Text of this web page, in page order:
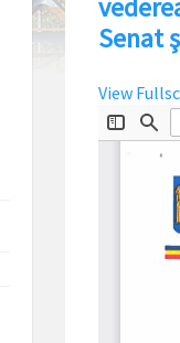
Senat
View